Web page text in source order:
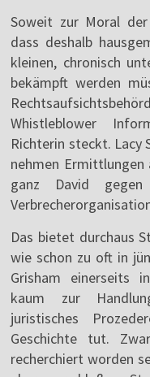
Soweit zur Moral der
dass deshalb
kleinen, chronisch
bekämpft werden
Whistleblower
Richterin steckt. Lacy
nehmen Ermittlungen
ganz David
Das bietet durchaus
wie schon zu oft in
Grisham einerseits
kaum zur
juristisches
Geschichte tut.
recherchiert worden